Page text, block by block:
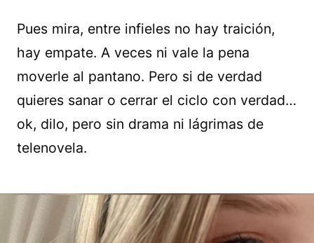
Pues mira, entre infieles no hay traición,
hay empate. A veces ni vale la pena
moverle al pantano. Pero si de verdad
quieres sanar o cerrar el ciclo con verdad…
ok, dilo, pero sin drama ni lágrimas de
telenovela.